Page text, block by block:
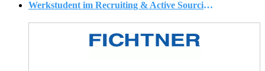
Werkstudent im Recruiting & Active Sourcing (m/w/d)